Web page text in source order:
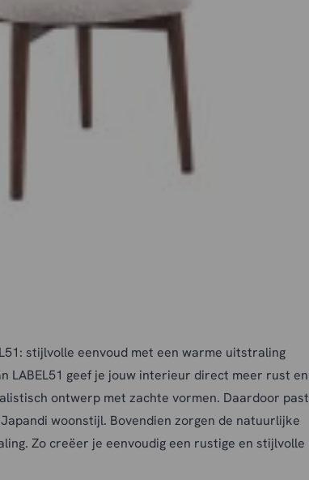
stijlvolle eenvoud met een warme uitstraling
LABEL51 geef je jouw interieur direct meer rust en
ontwerp met zachte vormen. Daardoor past
woonstijl. Bovendien zorgen de natuurlijke
Zo creëer je eenvoudig een rustige en stijlvolle